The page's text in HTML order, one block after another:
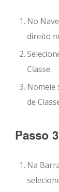
No
direito
Classe.
Nomeie
de
Passo
Na